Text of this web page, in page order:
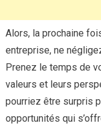
Alors, la prochaine
entreprise, ne
Prenez le temps de
valeurs et leurs
pourriez être surpris
opportunités qui